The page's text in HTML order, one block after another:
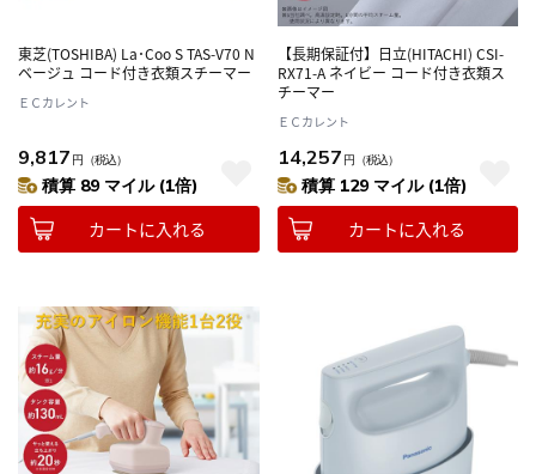
東芝(TOSHIBA) La･Coo S TAS-V70 N
ベージュ コード付き衣類スチーマー
ＥＣカレント
9,817 円 （税込）
積算 89 マイル (1倍)
カートに入れる
【長期保証付】日立(HITACHI) CSI-
RX71-A ネイビー コード付き衣類ス
チーマー
ＥＣカレント
14,257 円 （税込）
積算 129 マイル (1倍)
カートに入れる